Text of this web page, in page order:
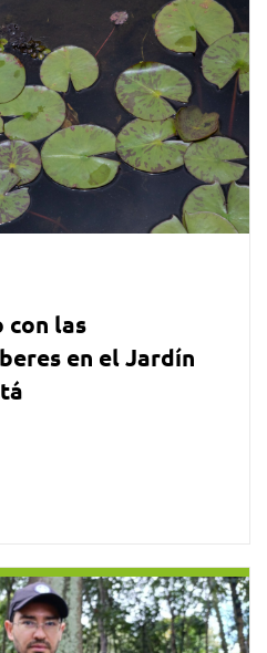
con las
en el Jardín